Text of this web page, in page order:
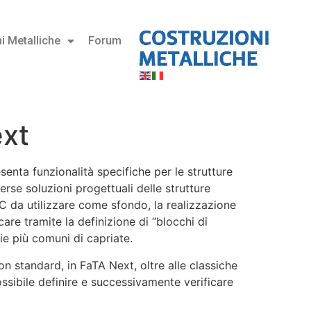
Metalliche Forum
funzionalità specifiche per le strutture
soluzioni progettuali delle strutture
da utilizzare come sfondo, la realizzazione
tramite la definizione di “blocchi di
più comuni di capriate.
standard, in FaTA Next, oltre alle classiche
definire e successivamente verificare